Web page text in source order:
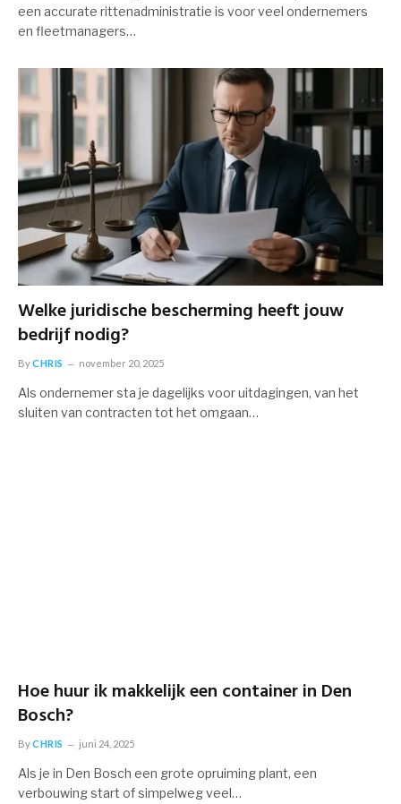
een accurate rittenadministratie is voor veel ondernemers
en fleetmanagers…
Welke juridische bescherming heeft jouw
bedrijf nodig?
ByCHRIS november 20, 2025
Als ondernemer sta je dagelijks voor uitdagingen, van het
sluiten van contracten tot het omgaan…
Hoe huur ik makkelijk een container in Den
Bosch?
ByCHRIS juni 24, 2025
Als je in Den Bosch een grote opruiming plant, een
verbouwing start of simpelweg veel…